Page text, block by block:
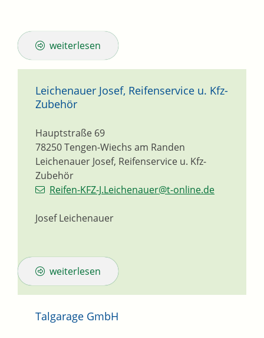
weiterlesen
Leichenauer Josef, Reifenservice u. Kfz-
Zubehör
Leichenauer Josef, Reifenservice u. Kfz-
Zubehör
Hauptstraße 69
78250Tengen-Wiechs am Randen
Reifen-KFZ-J.Leichenauer@t-online.de
Josef Leichenauer
weiterlesen
Talgarage GmbH